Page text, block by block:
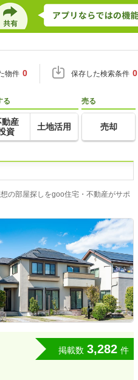
物件 0 保存した検索条件 0
る
動産
資
土地活用
売る
売却
の部屋探しをgoo住宅・不動産がサポ
掲載数 3,282 件